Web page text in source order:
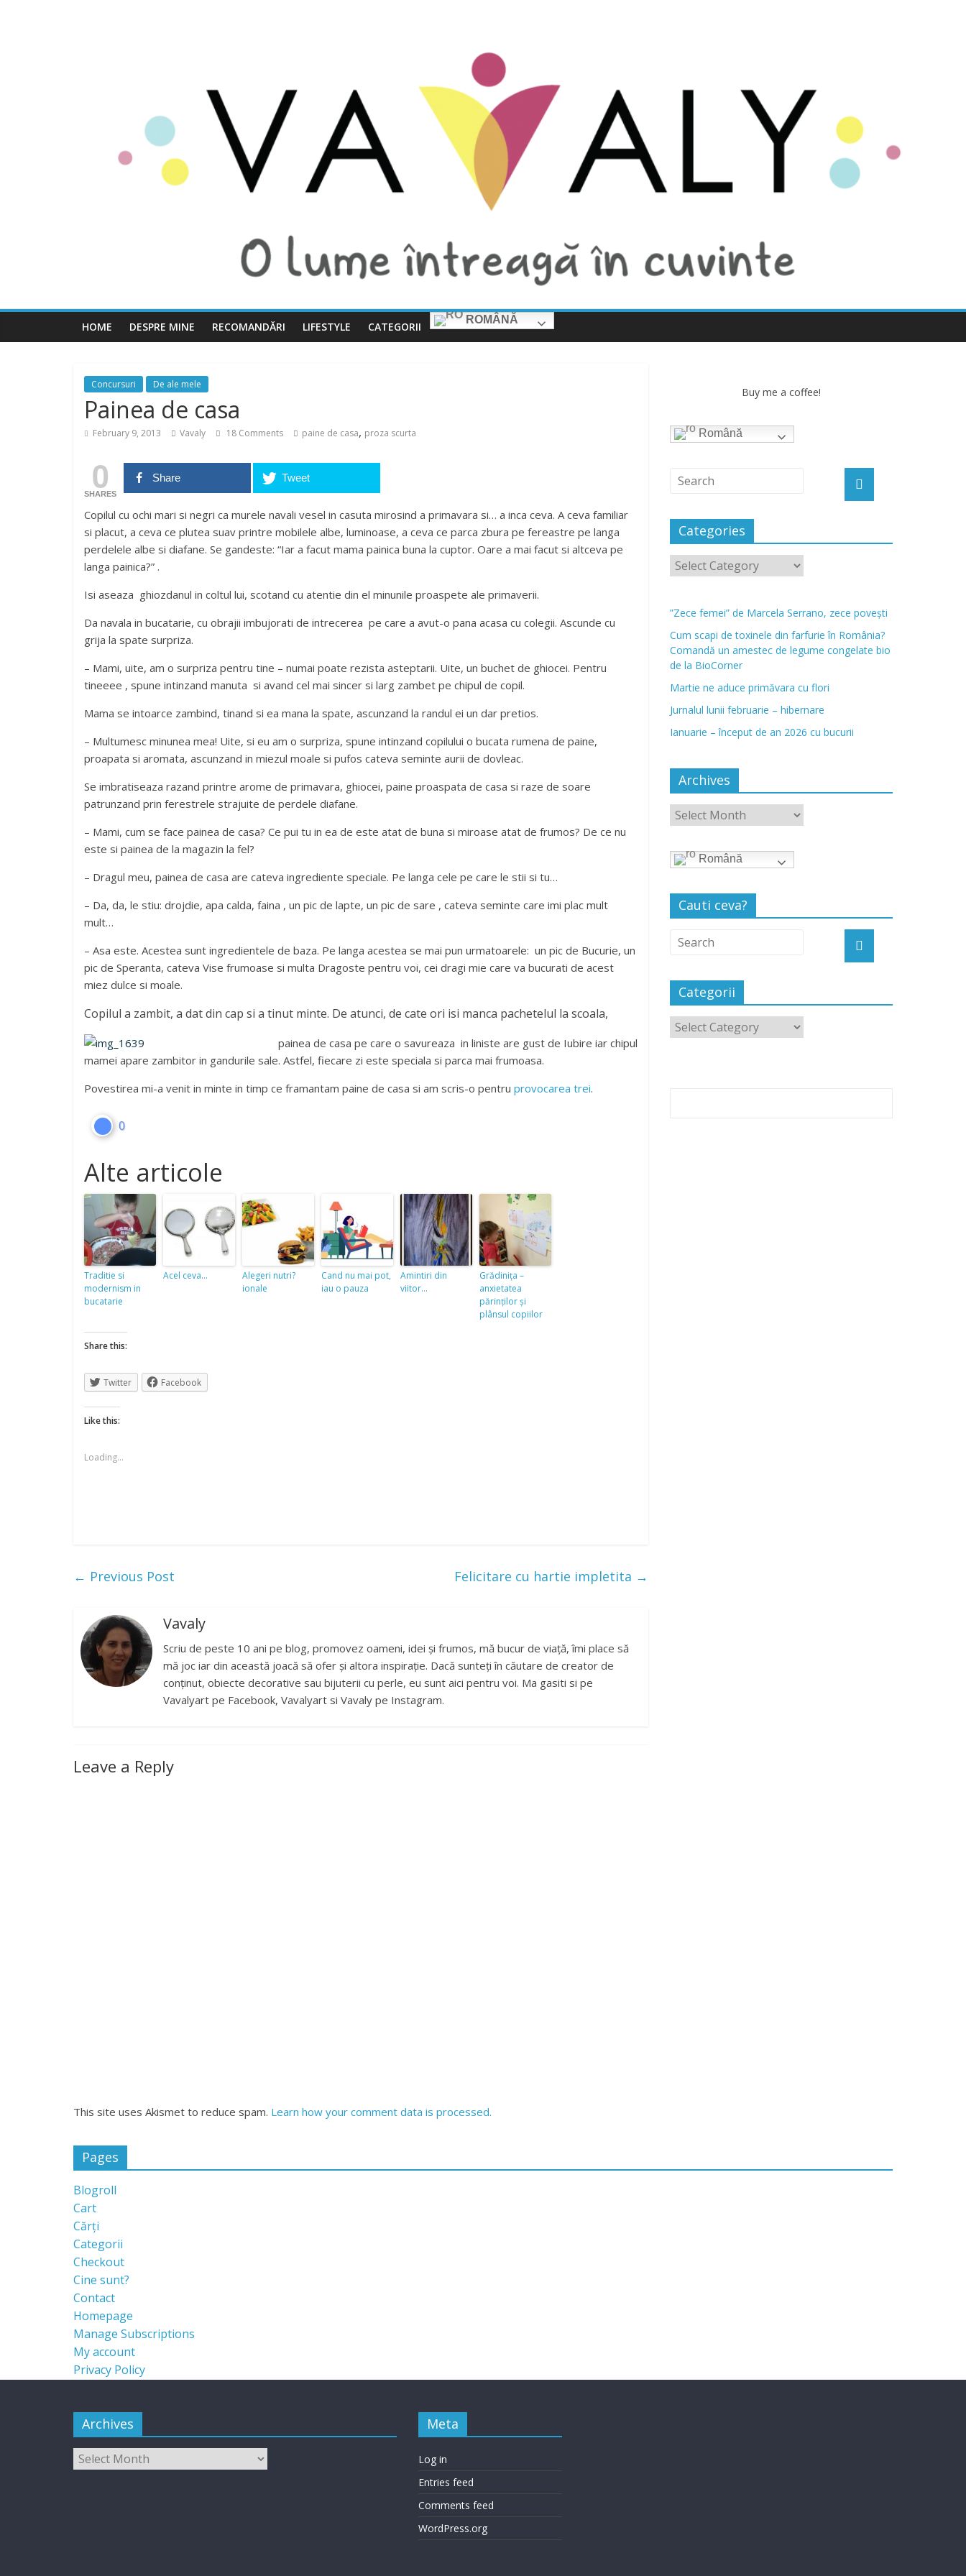
HOME DESPRE MINE RECOMANDĂRI LIFESTYLE CATEGORII
ROMÂNĂ
Concursuri De ale mele
Painea de casa
February 9, 2013 Vavaly 18 Comments paine de casa, proza scurta
0
SHARES
Share Tweet
Copilul cu ochi mari si negri ca murele navali vesel in casuta mirosind a primavara si… a inca ceva. A ceva familiar
si placut, a ceva ce plutea suav printre mobilele albe, luminoase, a ceva ce parca zbura pe fereastre pe langa
perdelele albe si diafane. Se gandeste: “Iar a facut mama painica buna la cuptor. Oare a mai facut si altceva pe
langa painica?” .
Isi aseaza ghiozdanul in coltul lui, scotand cu atentie din el minunile proaspete ale primaverii.
Da navala in bucatarie, cu obrajii imbujorati de intrecerea pe care a avut-o pana acasa cu colegii. Ascunde cu
grija la spate surpriza.
– Mami, uite, am o surpriza pentru tine – numai poate rezista asteptarii. Uite, un buchet de ghiocei. Pentru
tineeee , spune intinzand manuta si avand cel mai sincer si larg zambet pe chipul de copil.
Mama se intoarce zambind, tinand si ea mana la spate, ascunzand la randul ei un dar pretios.
– Multumesc minunea mea! Uite, si eu am o surpriza, spune intinzand copilului o bucata rumena de paine,
proapata si aromata, ascunzand in miezul moale si pufos cateva seminte aurii de dovleac.
Se imbratiseaza razand printre arome de primavara, ghiocei, paine proaspata de casa si raze de soare
patrunzand prin ferestrele strajuite de perdele diafane.
– Mami, cum se face painea de casa? Ce pui tu in ea de este atat de buna si miroase atat de frumos? De ce nu
este si painea de la magazin la fel?
– Dragul meu, painea de casa are cateva ingrediente speciale. Pe langa cele pe care le stii si tu…
– Da, da, le stiu: drojdie, apa calda, faina , un pic de lapte, un pic de sare , cateva seminte care imi plac mult
mult…
– Asa este. Acestea sunt ingredientele de baza. Pe langa acestea se mai pun urmatoarele: un pic de Bucurie, un
pic de Speranta, cateva Vise frumoase si multa Dragoste pentru voi, cei dragi mie care va bucurati de acest
miez dulce si moale.
Copilul a zambit, a dat din cap si a tinut minte. De atunci, de cate ori isi manca pachetelul la scoala,
painea de casa pe care o savureaza in liniste are gust de Iubire iar chipul
mamei apare zambitor in gandurile sale. Astfel, fiecare zi este speciala si parca mai frumoasa.
Povestirea mi-a venit in minte in timp ce framantam paine de casa si am scris-o pentru provocarea trei.
0
Alte articole
Traditie si
modernism in
bucatarie
Acel ceva…
Alegeri nutri?
ionale
Cand nu mai pot,
iau o pauza
Amintiri din
viitor…
Grădinița –
anxietatea
părinților și
plânsul copiilor
Share this:
Twitter Facebook
Like this:
Loading...
← Previous Post Felicitare cu hartie impletita →
Vavaly
Scriu de peste 10 ani pe blog, promovez oameni, idei și frumos, mă bucur de viață, îmi place să
mă joc iar din această joacă să ofer și altora inspirație. Dacă sunteți în căutare de creator de
conținut, obiecte decorative sau bijuterii cu perle, eu sunt aici pentru voi. Ma gasiti si pe
Vavalyart pe Facebook, Vavalyart si Vavaly pe Instagram.
Leave a Reply
This site uses Akismet to reduce spam. Learn how your comment data is processed.
Buy me a coffee!
Română
Categories
”Zece femei” de Marcela Serrano, zece povești
Cum scapi de toxinele din farfurie în România?
Comandă un amestec de legume congelate bio
de la BioCorner
Martie ne aduce primăvara cu flori
Jurnalul lunii februarie – hibernare
Ianuarie – început de an 2026 cu bucurii
Archives
Română
Cauti ceva?
Categorii
Pages
Blogroll
Cart
Cărți
Categorii
Checkout
Cine sunt?
Contact
Homepage
Manage Subscriptions
My account
Privacy Policy
Archives Meta
Log in
Entries feed
Comments feed
WordPress.org